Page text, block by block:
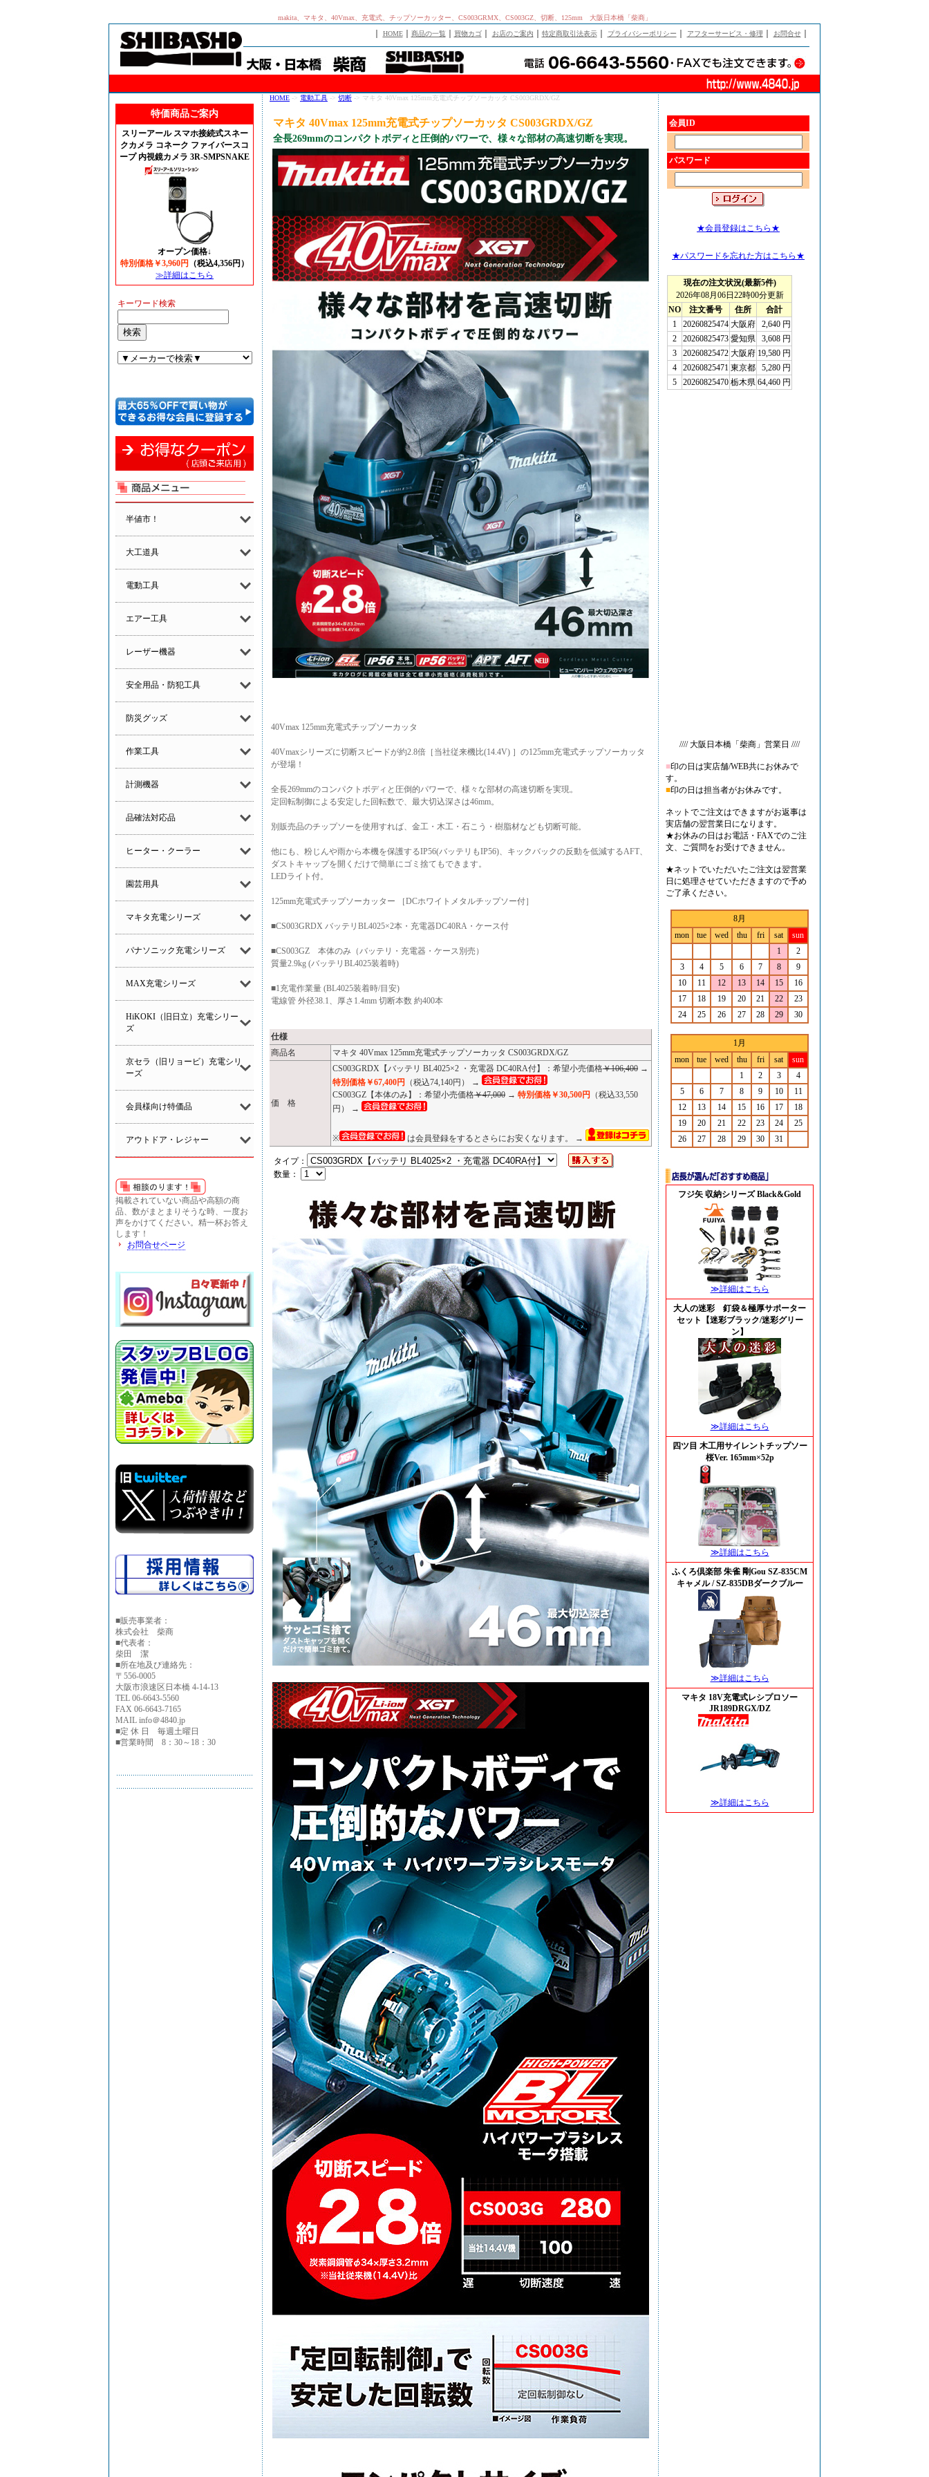
makita、マキタ、40Vmax、充電式、チップソーカッター、CS003GRMX、CS003GZ、切断、125mm 大阪日本橋「柴商」
HOME｜ 商品の一覧 買物カゴ｜ お店のご案内 特定商取引法表示｜ プライバシーポリシー アフターサービス・修理 お問合せ｜
特価商品ご案内
スリーアール スマホ接続式スネー
クカメラ コネーク ファイバースコ
ープ 内視鏡カメラ 3R-SMPSNAKE
オープン価格↓
特別価格￥3,960円
（税込4,356円）
≫詳細はこちら
キーワード検索
半値市！
大工道具
電動工具
エアー工具
レーザー機器
安全用品・防犯工具
防災グッズ
作業工具
計測機器
品確法対応品
ヒーター・クーラー
園芸用具
マキタ充電シリーズ
パナソニック充電シリーズ
MAX充電シリーズ
HiKOKI（旧日立）充電シリー
ズ
京セラ（旧リョービ）充電シリ
ーズ
会員様向け特価品
アウトドア・レジャー
掲載されていない商品や高額の商
品、数がまとまりそうな時、一度お
声をかけてください。精一杯お答え
します！
お問合せページ
■販売事業者：
株式会社 柴商
■代表者：
柴田 潔
■所在地及び連絡先：
〒556-0005
大阪市浪速区日本橋 4-14-13
TEL 06-6643-5560
FAX 06-6643-7165
MAIL info＠4840.jp
■定 休 日 毎週土曜日
■営業時間 8：30～18：30
HOME -> 電動工具 -> 切断 -> マキタ 40Vmax 125mm充電式チップソーカッタ CS003GRDX/GZ
マキタ 40Vmax 125mm充電式チップソーカッタ CS003GRDX/GZ
全長269mmのコンパクトボディと圧倒的パワーで、様々な部材の高速切断を実現。
40Vmax 125mm充電式チップソーカッタ
40Vmaxシリーズに切断スピードが約2.8倍［当社従来機比(14.4V) ］の125mm充電式チップソーカッタ
が登場！
全長269mmのコンパクトボディと圧倒的パワーで、様々な部材の高速切断を実現。
定回転制御による安定した回転数で、最大切込深さは46mm。
別販売品のチップソーを使用すれば、金工・木工・石こう・樹脂材なども切断可能。
他にも、粉じんや雨から本機を保護するIP56(バッテリもIP56)、キックバックの反動を低減するAFT、
ダストキャップを開くだけで簡単にゴミ捨てもできます。
LEDライト付。
125mm充電式チップソーカッター ［DCホワイトメタルチップソー付］
■CS003GRDX バッテリBL4025×2本・充電器DC40RA・ケース付
■CS003GZ 本体のみ（バッテリ・充電器・ケース別売）
質量2.9kg (バッテリBL4025装着時)
■1充電作業量 (BL4025装着時/目安)
電線管 外径38.1、厚さ1.4mm 切断本数 約400本
仕様
商品名
マキタ 40Vmax 125mm充電式チップソーカッタ CS003GRDX/GZ
価 格
CS003GRDX【バッテリ BL4025×2 ・充電器 DC40RA付】：希望小売価格￥106,400 →
特別価格￥67,400円
（税込74,140円） →
CS003GZ【本体のみ】：希望小売価格￥47,000 → 特別価格￥30,500円
（税込33,550
円） →
※ は会員登録をするとさらにお安くなります。 →
タイプ：
数量：
会員ID
パスワード
★会員登録はこちら★
★パスワードを忘れた方はこちら★
//// 大阪日本橋「柴商」営業日 ////
■印の日は実店舗/WEB共にお休みで
す。
■印の日は担当者がお休みです。
ネットでご注文はできますがお返事は
実店舗の翌営業日になります。
★お休みの日はお電話・FAXでのご注
文、ご質問をお受けできません。
★ネットでいただいたご注文は翌営業
日に処理させていただきますので予め
ご了承ください。
8月
mon
tue wed thu fri sat
sun
1
2
3
4 5 6 7 8
9
10
11 12 13 14 15
16
17
18 19 20 21 22
23
24
25 26 27 28 29 30
1月
mon
tue wed thu fri sat
sun
1
2 3
4
5
6 7 8 9 10
11
12
13 14 15 16 17
18
19
20 21 22 23 24
25
26
27 28 29 30 31
フジ矢 収納シリーズ Black&Gold
≫詳細はこちら
大人の迷彩 釘袋＆極厚サポーター
セット【迷彩ブラック/迷彩グリー
ン】
≫詳細はこちら
四ツ目 木工用サイレントチップソー
桜Ver. 165mm×52p
≫詳細はこちら
ふくろ倶楽部 朱雀 剛Gou SZ-835CM
キャメル / SZ-835DBダークブルー
≫詳細はこちら
マキタ 18V充電式レシプロソー
JR189DRGX/DZ
≫詳細はこちら